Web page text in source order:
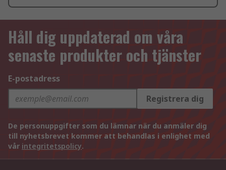
Håll dig uppdaterad om våra
senaste produkter och tjänster
E-postadress
Registrera dig
De personuppgifter som du lämnar när du anmäler dig
till nyhetsbrevet kommer att behandlas i enlighet med
vår integritetspolicy.